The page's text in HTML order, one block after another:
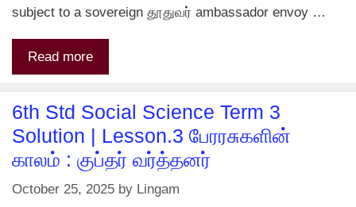
subject to a sovereign தூதுவர் ambassador envoy …
Read more
6th Std Social Science Term 3
Solution | Lesson.3 பேரரசுகளின்
காலம் : குப்தர் வர்த்தனர்
October 25, 2025 by Lingam